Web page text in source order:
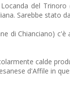
del Trinoro
Sarebbe stato
di Chianciano)
calde
d'Affile in